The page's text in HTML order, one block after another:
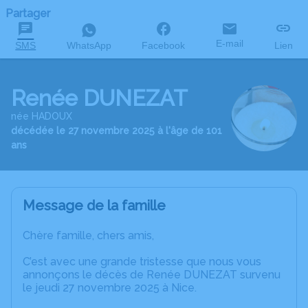
Partager
SMS WhatsApp Facebook E-mail Lien
Renée DUNEZAT
née HADOUX
décédée le 27 novembre 2025 à l'âge de 101
ans
Message de la famille
Chère famille, chers amis,
C’est avec une grande tristesse que nous vous
annonçons le décès de Renée DUNEZAT survenu
le jeudi 27 novembre 2025 à Nice.